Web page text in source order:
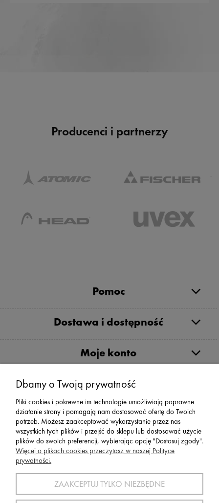
Producenci i partnerzy
Pomoc
Dostawa i dostępność
Moje konto
Serwis
Zwroty,Reklamacje Wymiany
SPORT 2002 ||
dolnośląskie, NIP: 611-24-66-379 || E-
sport2002@onet.eutel:(75) 777 76 36
Dbamy o Twoją prywatność
Pliki cookies i pokrewne im technologie umożliwiają poprawne
działanie strony i pomagają nam dostosować ofertę do Twoich
potrzeb. Możesz zaakceptować wykorzystanie przez nas
wszystkich tych plików i przejść do sklepu lub dostosować użycie
plików do swoich preferencji, wybierając opcję "Dostosuj zgody".
Więcej o plikach cookies przeczytasz w naszej Polityce
prywatności.
ZAAKCEPTUJ TYLKO NIEZBĘDNE